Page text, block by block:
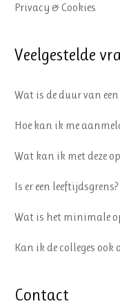
Privacy & Cookies
Veelgestelde
Wat is de duur van
Hoe kan ik me
Wat kan ik met deze
Is er een leeftijdsgrens?
Wat is het minimale
Kan ik de colleges ook
Contact